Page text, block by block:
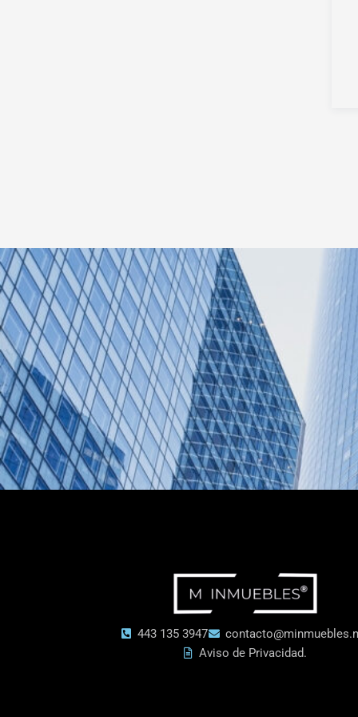
443 135 3947
Aviso de Privacidad.